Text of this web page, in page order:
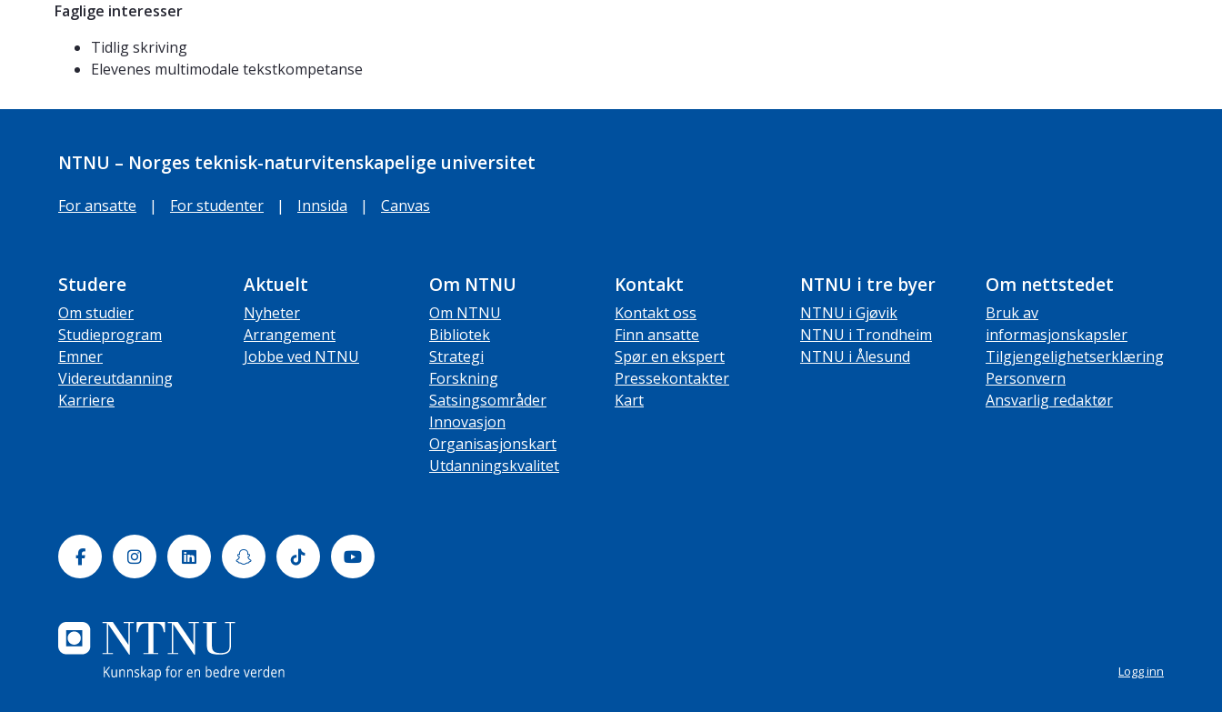
Faglige interesser
Tidlig skriving
Elevenes multimodale tekstkompetanse
NTNU – Norges teknisk-naturvitenskapelige universitet
For ansatte | For studenter | Innsida | Canvas
Studere
Om studier
Studieprogram
Emner
Videreutdanning
Karriere
Aktuelt
Nyheter
Arrangement
Jobbe ved NTNU
Om NTNU
Om NTNU
Bibliotek
Strategi
Forskning
Satsingsområder
Innovasjon
Organisasjonskart
Utdanningskvalitet
Kontakt
Kontakt oss
Finn ansatte
Spør en ekspert
Pressekontakter
Kart
NTNU i tre byer
NTNU i Gjøvik
NTNU i Trondheim
NTNU i Ålesund
Om nettstedet
Bruk av
informasjonskapsler
Tilgjengelighetserklæring
Personvern
Ansvarlig redaktør
FacebookInstagramLinkedinSnapchatTiktok Youtube
Logg inn